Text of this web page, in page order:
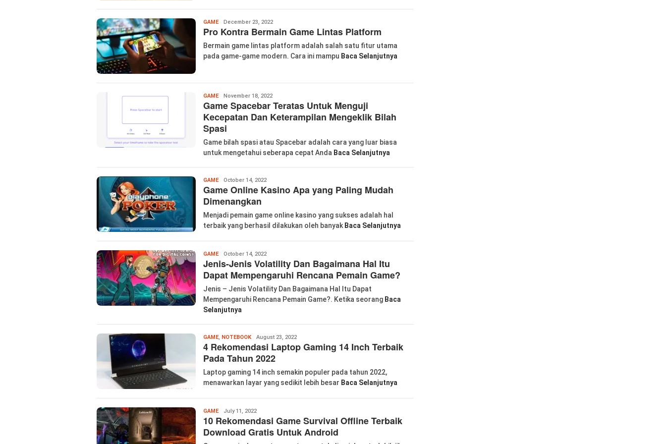
GAMEWanglu
Piao
December 23, 2022
Pro Kontra Bermain Game Lintas Platform
Bermain game lintas platform adalah salah satu fitur utama
pada game-game modern. Cara ini mampu Baca Selanjutnya
GAMEWanglu
Piao
November 18, 2022
Game Spacebar Teratas Untuk Menguji
Kecepatan Dan Keterampilan Mengeklik Bilah
Spasi
Game bilah spasi atau Spacebar adalah cara yang luar biasa
untuk mengetahui seberapa cepat Anda Baca Selanjutnya
GAMElabkom99
October 14, 2022
Game Online Kasino Apa yang Paling Mudah
Dimenangkan
Menjadi pemain game online kasino yang sukses adalah hal
terbaik yang berhasil dilakukan oleh banyak Baca Selanjutnya
GAMElabkom99
October 14, 2022
Jenis-Jenis Volatility Dan Bagaimana Hal Itu
Dapat Mempengaruhi Rencana Pemain Game?
Jenis – Jenis Volatility Dan Bagaimana Hal Itu Dapat
Mempengaruhi Rencana Pemain Game?. Ketika seorang Baca
Selanjutnya
GAME, NOTEBOOKWanglu
Piao
August 23, 2022
4 Rekomendasi Laptop Gaming 14 Inch Terbaik
Pada Tahun 2022
Laptop gaming 14 inch semakin populer pada tahun 2022,
menawarkan layar yang sedikit lebih besar Baca Selanjutnya
GAMEWanglu
Piao
July 11, 2022
10 Rekomendasi Game Survival Offline Terbaik
Download Gratis Untuk Android